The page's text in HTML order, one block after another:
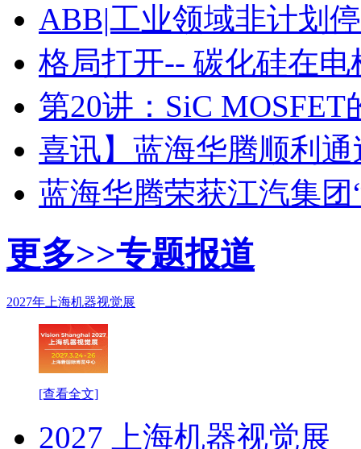
ABB|工业领域非计划
格局打开-- 碳化硅在
第20讲：SiC
喜讯】蓝海华腾顺利通
蓝海华腾荣获江汽集
更多>>专题报道
2027年上海机器视觉展
[查看全文]
2027 上海机器视觉展